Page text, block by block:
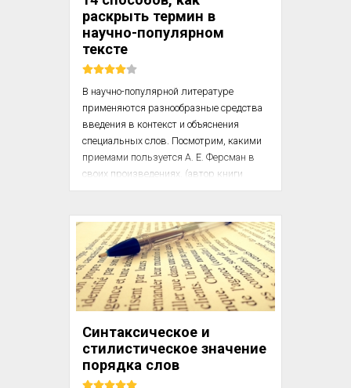
(феномен «тбилис...
раскрыть термин в
научно-популярном
тексте
В научно-популярной литературе
применяются разнообразные средства
введения в контекст и объяснения
специальных слов. Посмотрим, какими
приемами пользуется А. Е. Ферсман в
своих произведениях. (автор книги
упоминает «Путешествия за камнем»,
«Воспоминания о камне», «Рассказы о
самоцветах» — прим. LIVREZON)
Название термина и его определение.
Автор сообщает название термина, а
потом расшифровывает его значение:
наше внимание, был тогда фиолетовый
минерал ратовкит. Ратовкит
представляет собой ф...
Синтаксическое и
стилистическое значение
порядка слов